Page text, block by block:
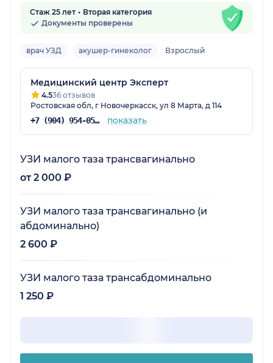
Стаж 25 лет
Вторая категория
Документы проверены
врач УЗД акушер-гинеколог Взрослый
Медицинский центр Эксперт
4.536 отзывов
Ростовская обл, г Новочеркасск, ул 8 Марта, д 114
+7 (904) 954-05-32 показать
УЗИ малого таза трансвагинально
от 2 000 ₽
УЗИ малого таза трансвагинально (и
абдоминально)
2 600 ₽
УЗИ малого таза трансабдоминально
1 250 ₽